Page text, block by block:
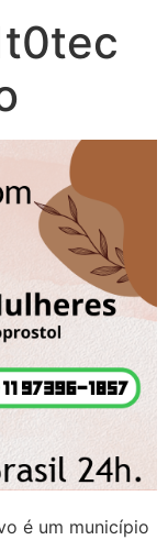
é um município
varias
p ter
dizer
se